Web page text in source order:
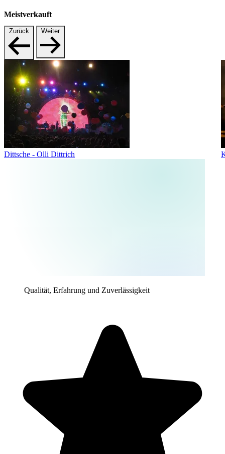
Meistverkauft
Zurück Weiter
Dittsche - Olli Dittrich
Qualität, Erfahrung und Zuverlässigkeit